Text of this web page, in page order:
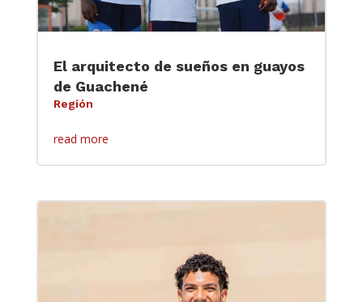
El arquitecto de sueños en guayos
de Guachené
Región
read more